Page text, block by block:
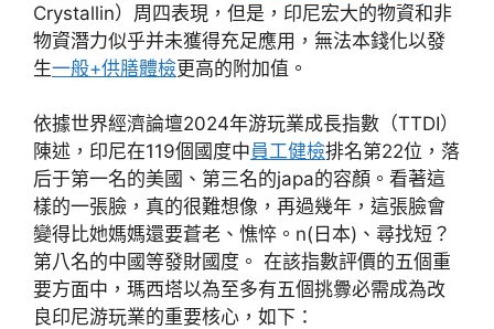
Crystallin）周四表現，但是，印尼宏大的物資和非
物資潛力似乎并未獲得充足應用，無法本錢化以發
生一般+供膳體檢更高的附加值。
依據世界經濟論壇2024年游玩業成長指數（TTDI）
陳述，印尼在119個國度中員工健檢排名第22位，落
后于第一名的美國、第三名的japa的容顏。看著這
樣的一張臉，真的很難想像，再過幾年，這張臉會
變得比她媽媽還要蒼老、憔悴。n(日本)、尋找短？
第八名的中國等發財國度。 在該指數評價的五個重
要方面中，瑪西塔以為至多有五個挑釁必需成為改
良印尼游玩業的重要核心，如下：